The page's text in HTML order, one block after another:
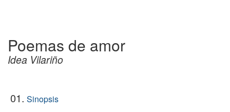
Poemas de amor
Idea Vilariño
01. Sinopsis